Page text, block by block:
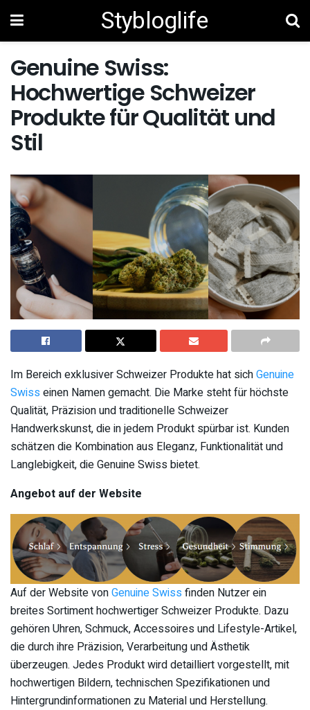
Stybloglife
Genuine Swiss:
Hochwertige Schweizer
Produkte für Qualität und
Stil
Im Bereich exklusiver Schweizer Produkte hat sichGenuine
Swiss einen Namen gemacht. Die Marke steht für höchste
Qualität, Präzision und traditionelle Schweizer
Handwerkskunst, die in jedem Produkt spürbar ist. Kunden
schätzen die Kombination aus Eleganz, Funktionalität und
Langlebigkeit, die Genuine Swiss bietet.
Angebot auf der Website
Auf der Website vonGenuine Swiss finden Nutzer ein
breites Sortiment hochwertiger Schweizer Produkte. Dazu
gehören Uhren, Schmuck, Accessoires und Lifestyle-Artikel,
die durch ihre Präzision, Verarbeitung und Ästhetik
überzeugen. Jedes Produkt wird detailliert vorgestellt, mit
hochwertigen Bildern, technischen Spezifikationen und
Hintergrundinformationen zu Material und Herstellung.